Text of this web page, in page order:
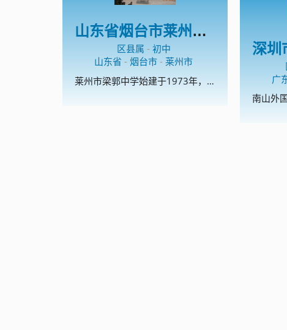
山东省烟台市莱州市梁郭中学
区县属 - 初中
山东省 - 烟台市 - 莱州市
莱州市梁郭中学始建于1973年，是一所地处比较偏远的农村学校。现有教职工50人，10个教学班。学校是烟台市规范化学校，烟台市电化教育示范校，莱州市安全文明校园，先后多次获得“莱州市教书育人先进单位”、“莱州市教学工作先进单位”、“莱州市德育工作先进单位”、“莱州市师德建设工作先进单位”等荣誉称号。 多年来，学校始终倡树的校风，的教风和的学风，以办人民满意的教育为宗旨，始终坚持德育为首，质量中心，重视教师队伍建设，促进教师专业成长，向科研要质量，向教改要成绩，积极探索农村学校特色办学之路，努力提高办学水平和效益。
广